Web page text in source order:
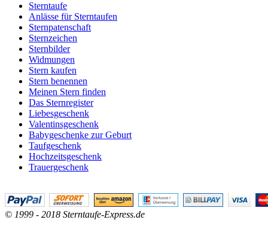
Sterntaufe
Anlässe für Sterntaufen
Sternpatenschaft
Sternzeichen
Sternbilder
Widmungen
Stern kaufen
Stern benennen
Meinen Stern finden
Das Sternregister
Liebesgeschenk
Valentinsgeschenk
Babygeschenke zur Geburt
Taufgeschenk
Hochzeitsgeschenk
Trauergeschenk
© 1999 - 2018 Sterntaufe-Express.de